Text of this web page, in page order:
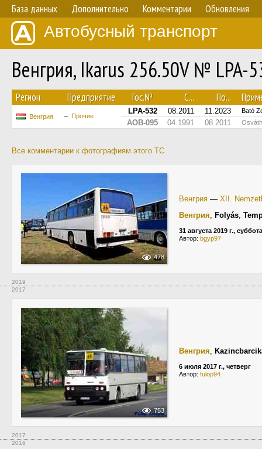
База данных Дополнительно Комментарии Обновления
Автобусный транспорт
Венгрия, Ikarus 256.50V № LPA-
Регион Предприятие Гос.№ С... По...
Венгрия Прочие
LPA-532 08.2011 11.2023 Bató
AOB-095 04.1991 08.2011
Все комментарии к фотографиям этого ТС
478
Венгрия — XII.
Венгрия, Folyás,
31 августа 2019 г., суббота
Автор: bgyp97
2019
2017
753
Венгрия,
6 июля 2017 г., четверг
Автор: fulop94
2017
2016